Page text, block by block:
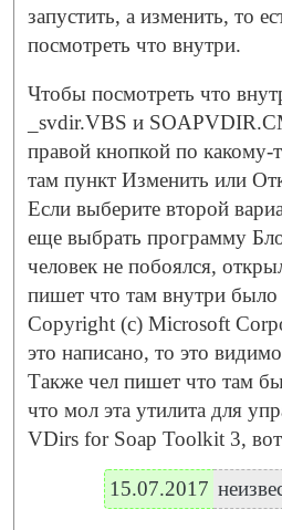
запустить, а изменить, то
посмотреть что внутри.
Чтобы посмотреть что
_svdir.VBS и
правой кнопкой по какому-
там пункт Изменить или
Если выберите второй
еще выбрать программу
человек не побоялся,
пишет что там внутри было
Copyright (c) Microsoft
это написано, то это
Также чел пишет что там
что мол эта утилита для
VDirs for Soap Toolkit 3, вот
15.07.2017